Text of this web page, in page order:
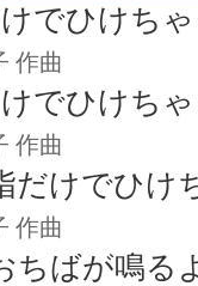
でひけち
作曲
でひけち
作曲
だけでひけ
作曲
ちばが鳴る